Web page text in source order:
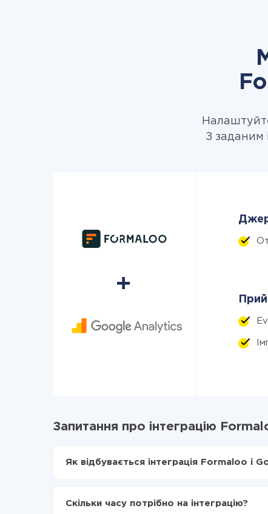
З заданим
Запитання про інтеграцію
Як відбувається інтеграція Formaloo і
Включаєте автооновлення
Скільки часу потрібно на інтеграцію?